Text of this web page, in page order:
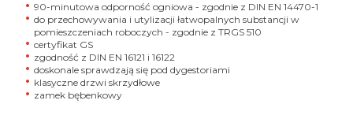
90-minutowa odporność ogniowa - zgodnie z DIN EN 14470-1
do przechowywania i utylizacji łatwopalnych substancji w
pomieszczeniach roboczych - zgodnie z TRGS 510
certyfikat GS
zgodność z DIN EN 16121 i 16122
doskonale sprawdzają się pod dygestoriami
klasyczne drzwi skrzydłowe
zamek bębenkowy